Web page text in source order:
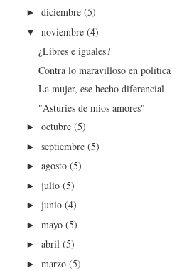
►diciembre(5)
▼noviembre(4)
¿Libres e iguales?
Contra lo maravilloso en política
La mujer, ese hecho diferencial
"Asturies de mios amores"
►octubre(5)
►septiembre(5)
►agosto(5)
►julio(5)
►junio(4)
►mayo(5)
►abril(5)
►marzo(5)